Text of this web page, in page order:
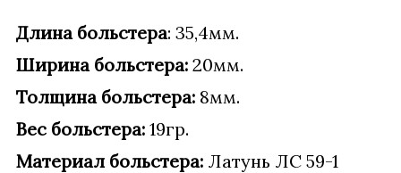
Длина больстера: 35,4мм.
Ширина больстера: 20мм.
Толщина больстера: 8мм.
Вес больстера: 19гр.
Материал больстера: Латунь ЛС 59-1